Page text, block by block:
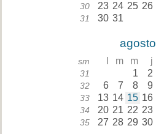
30 23 24 25 26
31 30 31
agosto
sm m m j
31 1 2
32 6 7 8 9
33 13 14 15 16
34 20 21 22 23
35 27 28 29 30